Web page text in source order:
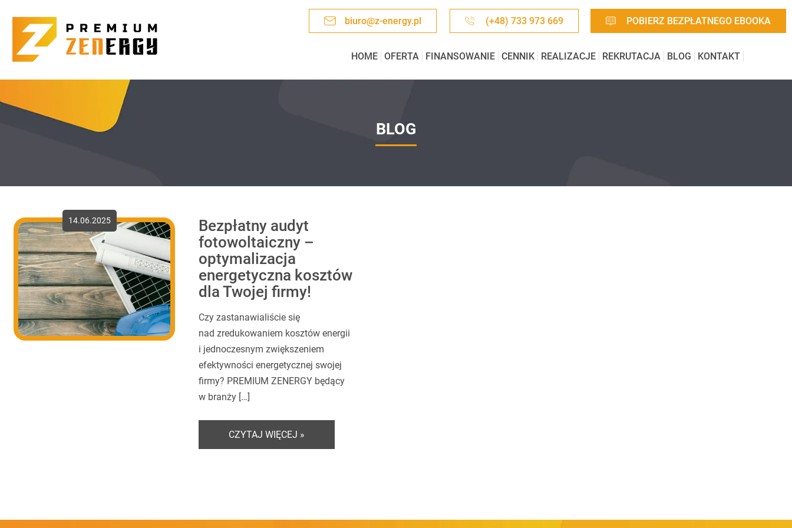
biuro@z-energy.pl (+48) 733 973 669 POBIERZ BEZPŁATNEGO EBOOKA
HOME OFERTA FINANSOWANIE CENNIK REALIZACJE REKRUTACJA BLOG KONTAKT
BLOG
14.06.2025
Bezpłatny audyt
fotowoltaiczny –
optymalizacja
energetyczna kosztów
dla Twojej firmy!
Czy zastanawialiście się
nad zredukowaniem kosztów energii
i jednoczesnym zwiększeniem
efektywności energetycznej swojej
firmy? PREMIUM ZENERGY będący
w branży […]
CZYTAJ WIĘCEJ »